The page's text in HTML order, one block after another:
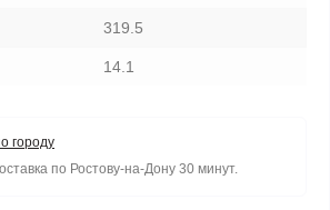
319.5
14.1
городу
по Ростову-на-Дону 30 минут.